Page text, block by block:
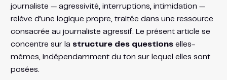
journaliste — agressivité, interruptions, intimidation —
relève d’une logique propre, traitée dans une ressource
consacrée au journaliste agressif. Le présent article se
concentre sur la structure des questionselles-
mêmes, indépendamment du ton sur lequel elles sont
posées.